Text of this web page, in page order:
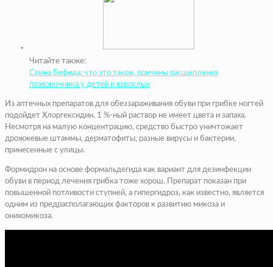
Читайте также:
Спина Бифида: что это такое, причины расщепления
позвоночника у детей и взрослых
Из аптечных препаратов для обеззараживания обуви при грибке ногтей
подойдет Хлоргексидин. 1 %-ный раствор не имеет цвета и запаха.
Несмотря на малую концентрацию, средство быстро уничтожает
дрожжевые штаммы, дерматофиты, разные вирусы и бактерии,
принесенные с улицы.
Формидрон на основе формальдегида как вариант для дезинфекции
обуви в период лечения грибка тоже хорош. Препарат показан при
повышенной потливости ступней, а гипергидроз, как известно, является
одним из предрасполагающих факторов к развитию микоза и
онихомикоза.